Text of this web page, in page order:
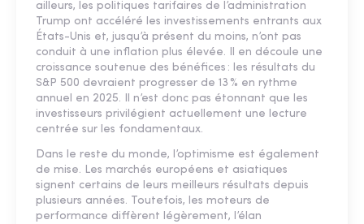
ailleurs, les politiques tarifaires de l’administration
Trump ont accéléré les investissements entrants aux
États-Unis et, jusqu’à présent du moins, n’ont pas
conduit à une inflation plus élevée. Il en découle une
croissance soutenue des bénéfices : les résultats du
S&P 500 devraient progresser de 13 % en rythme
annuel en 2025. Il n’est donc pas étonnant que les
investisseurs privilégient actuellement une lecture
centrée sur les fondamentaux.
Dans le reste du monde, l’optimisme est également
de mise. Les marchés européens et asiatiques
signent certains de leurs meilleurs résultats depuis
plusieurs années. Toutefois, les moteurs de
performance diffèrent légèrement, l’élan